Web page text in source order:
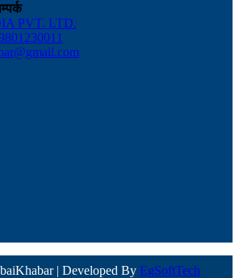
PVT. LTD.
| Developed By EgSoftTech